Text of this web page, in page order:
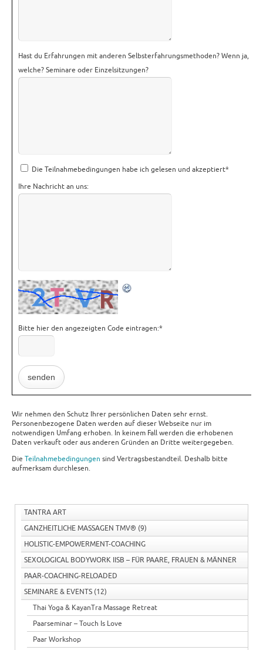
Hast du Erfahrungen mit anderen Selbsterfahrungsmethoden? Wenn ja,
welche? Seminare oder Einzelsitzungen?
Die Teilnahmebedingungen habe ich gelesen und akzeptiert*
Ihre Nachricht an uns:
Bitte hier den angezeigten Code eintragen:*
Wir nehmen den Schutz Ihrer persönlichen Daten sehr ernst.
Personenbezogene Daten werden auf dieser Webseite nur im
notwendigen Umfang erhoben. In keinem Fall werden die erhobenen
Daten verkauft oder aus anderen Gründen an Dritte weitergegeben.
Die Teilnahmebedingungen sind Vertragsbestandteil. Deshalb bitte
aufmerksam durchlesen.
TANTRA ART
GANZHEITLICHE MASSAGEN TMV® (9)
HOLISTIC-EMPOWERMENT-COACHING
SEXOLOGICAL BODYWORK IISB – FÜR PAARE, FRAUEN & MÄNNER
PAAR-COACHING-RELOADED
SEMINARE & EVENTS (12)
Thai Yoga & KayanTra Massage Retreat
Paarseminar – Touch Is Love
Paar Workshop